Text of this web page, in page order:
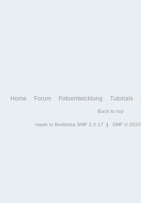
Home Forum Fotoentwicklung Tutorials
Back to top
made in Berldoba SMF 2.0.17 | SMF © 2020